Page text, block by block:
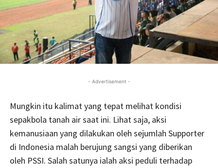
- Advertisement -
Mungkin itu kalimat yang tepat melihat kondisi
sepakbola tanah air saat ini. Lihat saja, aksi
kemanusiaan yang dilakukan oleh sejumlah Supporter
di Indonesia malah berujung sangsi yang diberikan
oleh PSSI. Salah satunya ialah aksi peduli terhadap